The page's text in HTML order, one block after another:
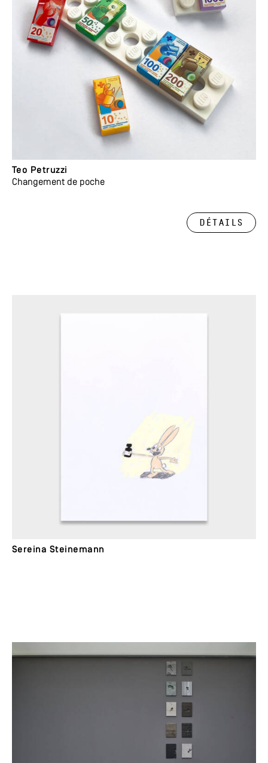
Teo Petruzzi
Changement de poche
Détails
Sereina Steinemann